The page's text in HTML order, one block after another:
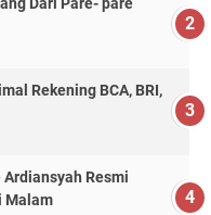
Dari Pare- pare
Rekening BCA, BRI,
Resmi
Malam